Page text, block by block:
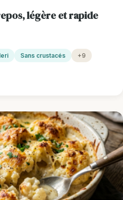
légère et rapide
Sans crustacés +9